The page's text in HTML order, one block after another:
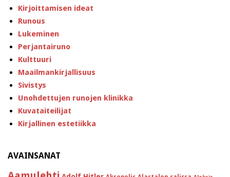
Kirjoittamisen ideat
Runous
Lukeminen
Perjantairuno
Kulttuuri
Maailmankirjallisuus
Sivistys
Unohdettujen runojen klinikka
Kuvataiteilijat
Kirjallinen estetiikka
AVAINSANAT